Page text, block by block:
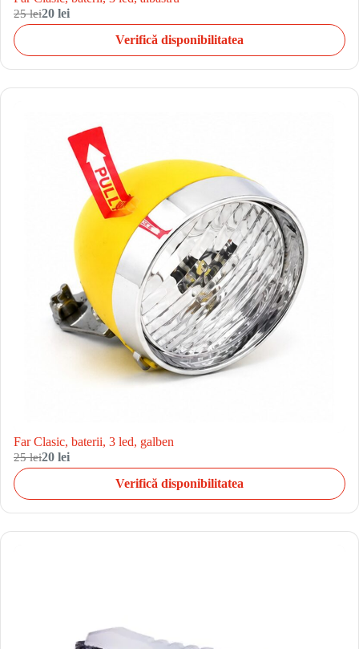
25 lei20 lei
Verifică disponibilitatea
Far Clasic, baterii, 3 led, galben
25 lei20 lei
Verifică disponibilitatea